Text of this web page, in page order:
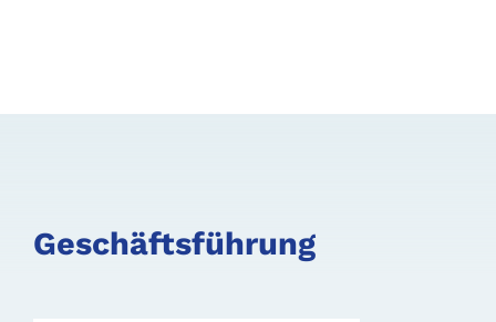
Geschäftsführung